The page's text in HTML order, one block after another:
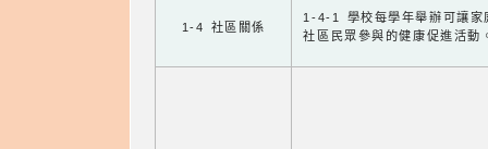
1-4 社區關係
1-4-1 學校每學年舉辦可讓家
社區民眾參與的健康促進活動